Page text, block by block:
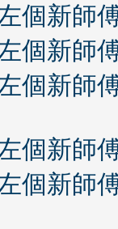
個新師
個新師
個新師
個新師
個新師